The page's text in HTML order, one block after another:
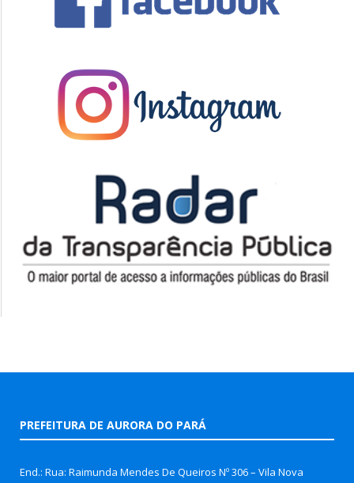
PREFEITURA DE AURORA DO PARÁ
End.: Rua: Raimunda Mendes De Queiros Nº 306 – Vila Nova